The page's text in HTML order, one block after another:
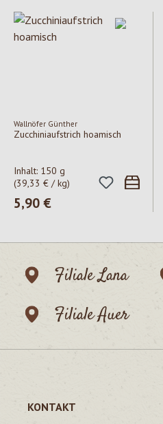
Wallnöfer Günther
Zucchiniaufstrich hoamisch
Inhalt: 150 g
(39,33 € / kg)
Regulärer Preis:
5,90 €
Filiale Lana
Filiale Auer
KONTAKT